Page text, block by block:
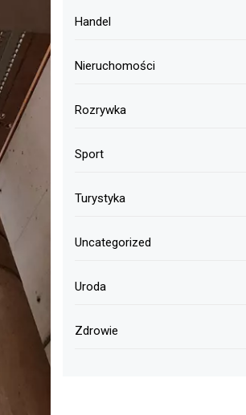
Handel
Nieruchomości
Rozrywka
Sport
Turystyka
Uncategorized
Uroda
Zdrowie